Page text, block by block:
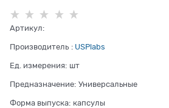
Артикул:
Производитель : USPlabs
Ед. измерения: шт
Предназначение: Универсальные
Форма выпуска: капсулы